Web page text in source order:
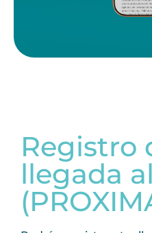
Registro
llegada